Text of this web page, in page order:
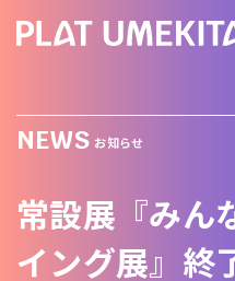
NEWS お知らせ
常設展『みん
イング展』終